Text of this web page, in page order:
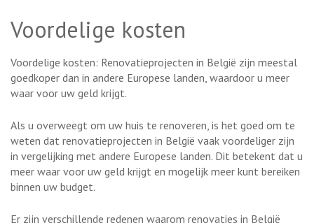
Voordelige kosten
Voordelige kosten: Renovatieprojecten in België zijn meestal
goedkoper dan in andere Europese landen, waardoor u meer
waar voor uw geld krijgt.
Als u overweegt om uw huis te renoveren, is het goed om te
weten dat renovatieprojecten in België vaak voordeliger zijn
in vergelijking met andere Europese landen. Dit betekent dat u
meer waar voor uw geld krijgt en mogelijk meer kunt bereiken
binnen uw budget.
Er zijn verschillende redenen waarom renovaties in België